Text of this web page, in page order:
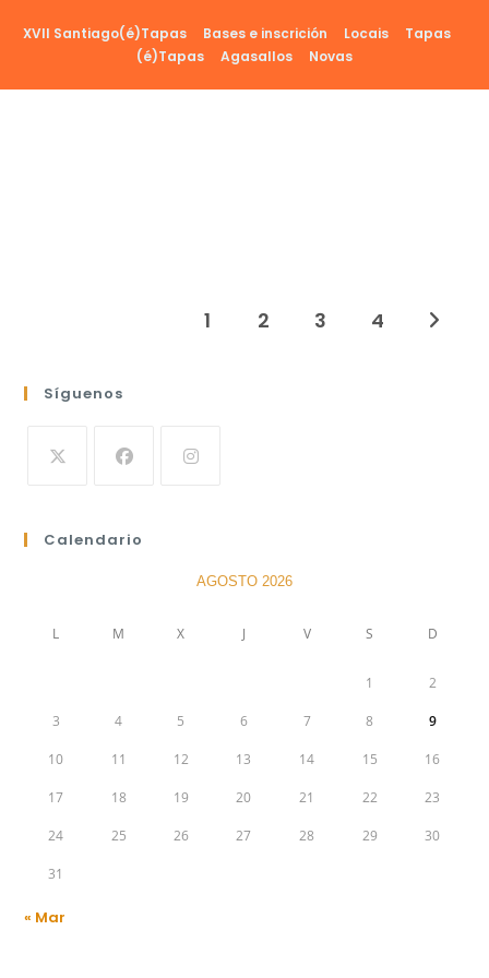
XVII Santiago(é)Tapas Bases e inscrición Locais
Tapas
(é)Tapas
Agasallos Novas
1 2 3 4 Ir a la
Síguenos
Calendario
AGOSTO 2026
L M X J V S D
1 2
3 4 5 6 7 8 9
10 11 12 13 14 15 16
17 18 19 20 21 22 23
24 25 26 27 28 29 30
31
« Mar